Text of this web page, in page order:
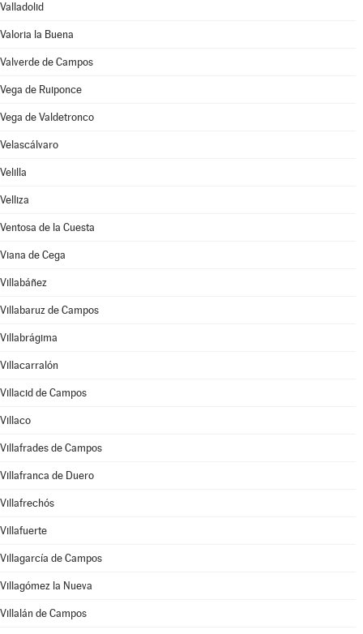
Valladolid
Valoria la Buena
Valverde de Campos
Vega de Ruiponce
Vega de Valdetronco
Velascálvaro
Velilla
Velliza
Ventosa de la Cuesta
Viana de Cega
Villabáñez
Villabaruz de Campos
Villabrágima
Villacarralón
Villacid de Campos
Villaco
Villafrades de Campos
Villafranca de Duero
Villafrechós
Villafuerte
Villagarcía de Campos
Villagómez la Nueva
Villalán de Campos